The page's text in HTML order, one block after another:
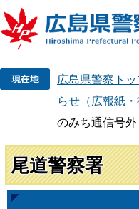
頭
で
す
。
飛
ば
し
て
広島県警察ト
らせ（広報紙・
のみち通信号外
尾道警察署